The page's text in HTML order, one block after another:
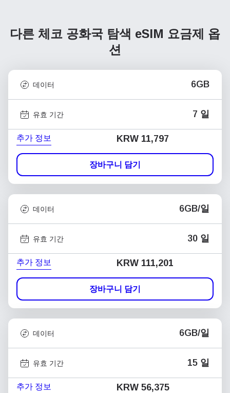
다른 체코 공화국 탐색 eSIM 요금제 옵
션
데이터 6GB
유효 기간 7 일
추가 정보 KRW 11,797
장바구니 담기
데이터 6GB/일
유효 기간 30 일
추가 정보 KRW 111,201
장바구니 담기
데이터 6GB/일
유효 기간 15 일
추가 정보 KRW 56,375